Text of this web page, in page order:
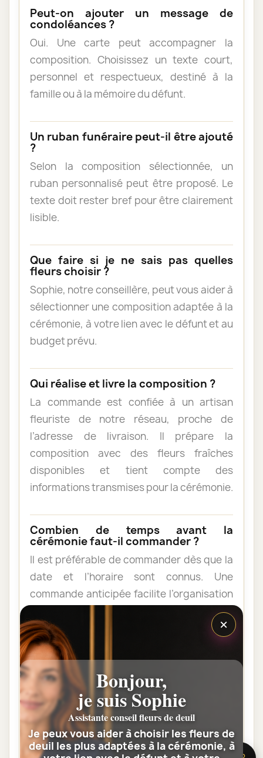
Peut-on ajouter un message de
condoléances ?
Oui. Une carte peut accompagner la
composition. Choisissez un texte court,
personnel et respectueux, destiné à la
famille ou à la mémoire du défunt.
Un ruban funéraire peut-il être ajouté
?
Selon la composition sélectionnée, un
ruban personnalisé peut être proposé. Le
texte doit rester bref pour être clairement
lisible.
Que faire si je ne sais pas quelles
fleurs choisir ?
Sophie, notre conseillère, peut vous aider à
sélectionner une composition adaptée à la
cérémonie, à votre lien avec le défunt et au
budget prévu.
Qui réalise et livre la composition ?
La commande est confiée à un artisan
fleuriste de notre réseau, proche de
l’adresse de livraison. Il prépare la
composition avec des fleurs fraîches
disponibles et tient compte des
informations transmises pour la cérémonie.
Combien de temps avant la
cérémonie faut-il commander ?
Il est préférable de commander dès que la
date et l’horaire sont connus. Une
commande anticipée facilite l’organisation
et permet au fleuriste de vérifier les
contraintes du lieu de livraison.
Les fleurs peuvent-elles être livrées
au domicile de la famille ?
Oui. Une composition de condoléances
peut être livrée au domicile avant ou après
la cérémonie. Vérifiez simplement que
quelqu’un pourra réceptionner les fleurs.
×
Bonjour,
je suis Sophie
Assistante conseil fleurs de deuil
Je peux vous aider à choisir les fleurs de
deuil les plus adaptées à la cérémonie, à